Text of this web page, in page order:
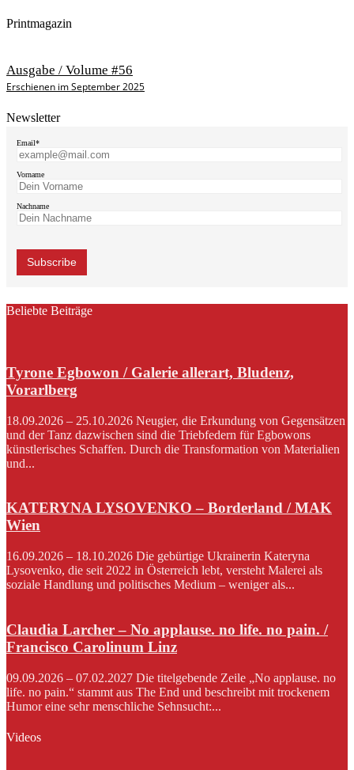
Printmagazin
Ausgabe / Volume #56
Erschienen im September 2025
Newsletter
Email*
Vorname
Nachname
Beliebte Beiträge
Tyrone Egbowon / Galerie allerart, Bludenz,
Vorarlberg
18.09.2026 – 25.10.2026 Neugier, die Erkundung von Gegensätzen
und der Tanz dazwischen sind die Triebfedern für Egbowons
künstlerisches Schaffen. Durch die Transformation von Materialien
und...
KATERYNA LYSOVENKO – Borderland / MAK
Wien
16.09.2026 – 18.10.2026 Die gebürtige Ukrainerin Kateryna
Lysovenko, die seit 2022 in Österreich lebt, versteht Malerei als
soziale Handlung und politisches Medium – weniger als...
Claudia Larcher – No applause. no life. no pain. /
Francisco Carolinum Linz
09.09.2026 – 07.02.2027 Die titelgebende Zeile „No applause. no
life. no pain.“ stammt aus The End und beschreibt mit trockenem
Humor eine sehr menschliche Sehnsucht:...
Videos